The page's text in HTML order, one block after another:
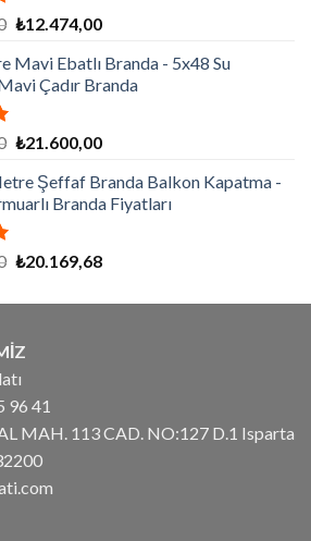
Orijinal
₺15.592,50.
₺12.474,00Şu
fiyat:
₺12.474,00.
Mavi Ebatlı Branda - 5x48 Su
Çadır Branda
Orijinal
₺27.000,00.
₺21.600,00Şu
fiyat:
₺21.600,00.
Şeffaf Branda Balkon Kapatma -
Branda Fiyatları
Orijinal
₺36.363,60.
₺20.169,68Şu
fiyat:
96 41
MAH. 113 CAD. NO:127 D.1 Isparta